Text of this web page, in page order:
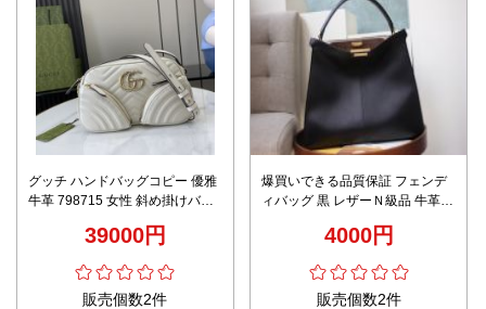
グッチ ハンドバッグコピー 優雅
牛革 798715 女性 斜め掛けバッ
39000円
販売個数2件
爆買いできる品質保証 フェンデ
ィバッグ 黒 レザーＮ級品 牛革
4000円
販売個数2件